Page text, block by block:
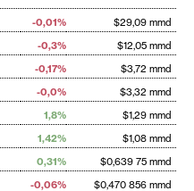
-0,01%
$29,09 mmd
-0,3%
$12,05 mmd
-0,17%
$3,72 mmd
-0,0%
$3,32 mmd
1,8%
$1,29 mmd
1,42%
$1,08 mmd
0,31%
$0,639 75 mmd
-0,06% $0,470 856 mmd